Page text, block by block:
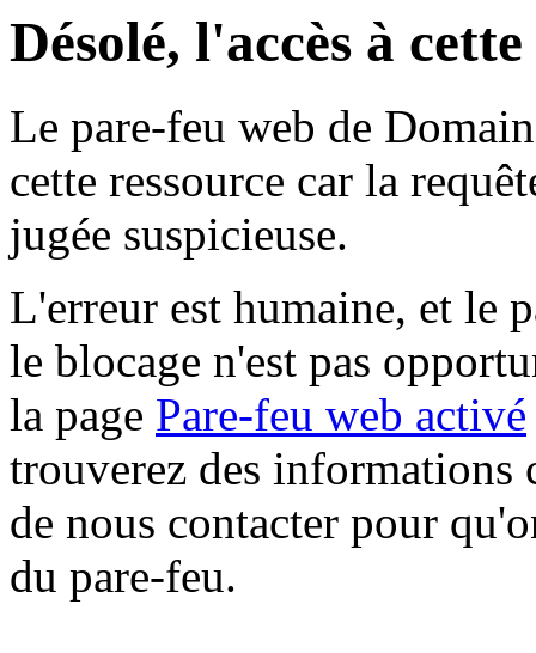
Désolé, l'accès à
Le pare-feu web de
cette ressource car la
jugée suspicieuse.
L'erreur est humaine, et le
le blocage n'est pas
la page Pare-feu web activé
trouverez des informations
de nous contacter pour
du pare-feu.